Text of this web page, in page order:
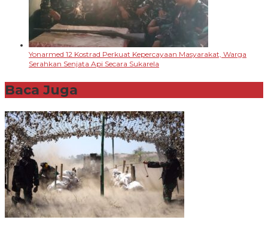
Yonarmed 12 Kostrad Perkuat Kepercayaan Masyarakat, Warga
Serahkan Senjata Api Secara Sukarela
Baca Juga